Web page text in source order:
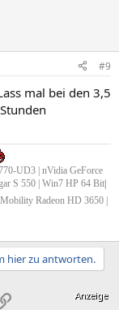
#9
mal bei den 3,5
UD3 | nVidia GeForce
S 550 | Win7 HP 64 Bit|
Radeon HD 3650 |
hier zu antworten.
Link